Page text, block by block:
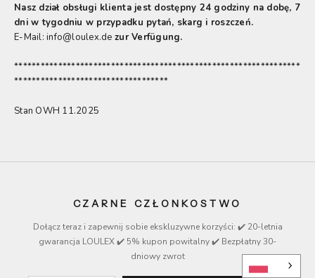
Nasz dział obsługi klienta jest dostępny 24 godziny na dobę, 7
dni w tygodniu w przypadku pytań, skarg i roszczeń.
E-Mail: info@loulex.de zur Verfügung.
*****************************************************************
***********************************
Stan OWH 11.2025
CZARNE CZŁONKOSTWO
Dołącz teraz i zapewnij sobie ekskluzywne korzyści: ✔️ 20-letnia
gwarancja LOULEX ✔️ 5% kupon powitalny ✔️ Bezpłatny 30-
dniowy zwrot